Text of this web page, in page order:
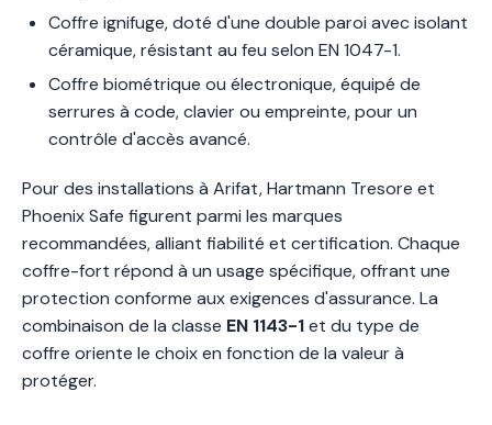
Coffre ignifuge, doté d'une double paroi avec isolant
céramique, résistant au feu selon EN 1047-1.
Coffre biométrique ou électronique, équipé de
serrures à code, clavier ou empreinte, pour un
contrôle d'accès avancé.
Pour des installations à Arifat, Hartmann Tresore et
Phoenix Safe figurent parmi les marques
recommandées, alliant fiabilité et certification. Chaque
coffre-fort répond à un usage spécifique, offrant une
protection conforme aux exigences d'assurance. La
combinaison de la classe EN 1143-1et du type de
coffre oriente le choix en fonction de la valeur à
protéger.